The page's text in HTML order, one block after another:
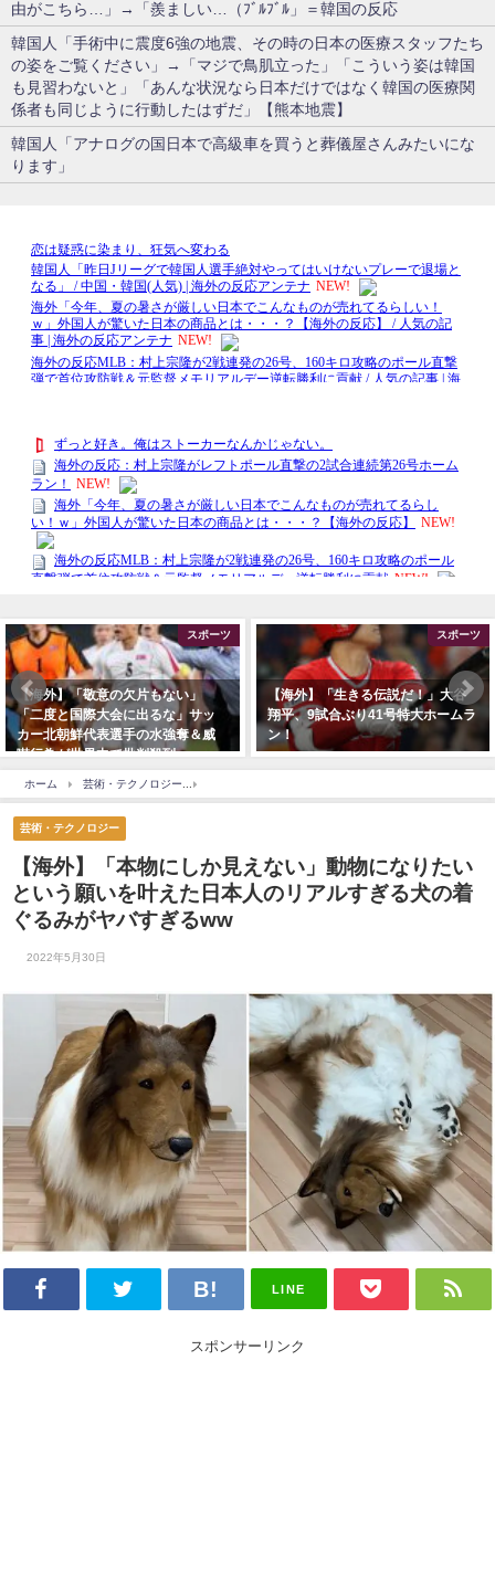
由がこちら…」→「羨ましい…（ﾌﾞﾙﾌﾞﾙ」＝韓国の反応
韓国人「手術中に震度6強の地震、その時の日本の医療スタッフたち
の姿をご覧ください」→「マジで鳥肌立った」「こういう姿は韓国
も見習わないと」「あんな状況なら日本だけではなく韓国の医療関
係者も同じように行動したはずだ」【熊本地震】
韓国人「アナログの国日本で高級車を買うと葬儀屋さんみたいにな
ります」
スポーツ
外】「敬意の欠片もない」
度と国際大会に出るな」サッ
北朝鮮代表選手の水強奪＆威
為が世界中で批判殺到
スポーツ
【海外】「生きる伝説だ！」大谷
翔平、9試合ぶり41号特大ホームラ
ホーム 芸術・テクノロジー
芸術・テクノロジー
【海外】「本物にしか見えない」動物になりたい
という願いを叶えた日本人のリアルすぎる犬の着
ぐるみがヤバすぎるww
2022年5月30日
LINE
スポンサーリンク